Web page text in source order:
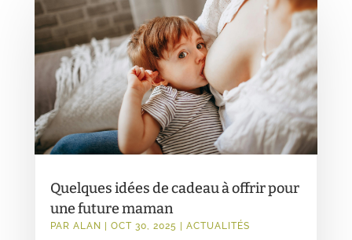
Quelques idées de cadeau à offrir pour
une future maman
PAR ALAN OCT 30, 2025 ACTUALITÉS